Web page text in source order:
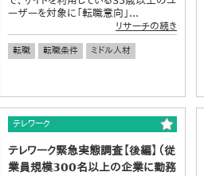
ーザーを対象に「転職意向」...
リサーチの続き
転職 転職条件 ミドル人材
テレワーク
テレワーク緊急実態調査【後編】（従
業員規模300名以上の企業に勤務